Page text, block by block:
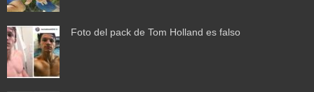
Foto del pack de Tom Holland es falso